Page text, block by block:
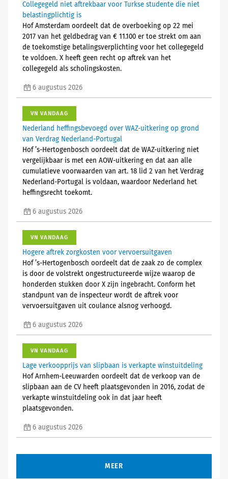
Collegegeld niet aftrekbaar voor Turkse studente die niet
belastingplichtig is
Hof Amsterdam oordeelt dat de overboeking op 22 mei
2017 van het geldbedrag van € 11.100 er toe strekt om aan
de toekomstige betalingsverplichting voor het collegegeld
te voldoen. X heeft geen recht op aftrek van het
collegegeld als scholingskosten.
6 augustus 2026
VN VANDAAG
Nederland heffingsbevoegd over WAZ-uitkering op grond
van Verdrag Nederland-Portugal
Hof ’s-Hertogenbosch oordeelt dat de WAZ-uitkering niet
vergelijkbaar is met een AOW-uitkering en dat aan alle
cumulatieve voorwaarden van art. 18 lid 2 van het Verdrag
Nederland-Portugal is voldaan, waardoor Nederland het
heffingsrecht toekomt.
6 augustus 2026
VN VANDAAG
Hogere aftrek zorgkosten voor vervoersuitgaven
Hof ’s-Hertogenbosch oordeelt dat de zaak zo de complex
is door de volstrekt ongestructureerde wijze waarop de
honderden stukken door X zijn ingebracht. Conform het
standpunt van de inspecteur wordt de aftrek voor
vervoersuitgaven uit coulance alsnog verhoogd.
6 augustus 2026
VN VANDAAG
Lage verkoopprijs van slipbaan is verkapte winstuitdeling
Hof Arnhem-Leeuwarden oordeelt dat de verkoop van de
slipbaan aan de CV heeft plaatsgevonden in 2016, zodat de
verkapte winstuitdeling ook in dat jaar heeft
plaatsgevonden.
6 augustus 2026
MEER